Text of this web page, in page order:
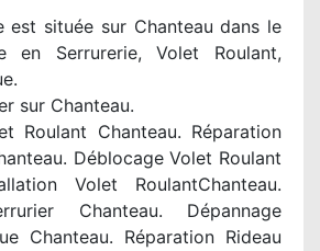
est située sur Chanteau dans le
en Serrurerie, Volet Roulant,
sur Chanteau.
Roulant Chanteau. Réparation
Déblocage Volet Roulant
Volet RoulantChanteau.
Chanteau. Dépannage
Chanteau. Réparation Rideau